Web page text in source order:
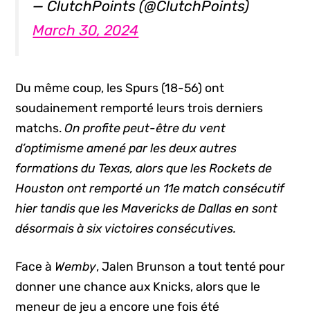
— ClutchPoints (@ClutchPoints)
March 30, 2024
Du même coup, les Spurs (18-56) ont
soudainement remporté leurs trois derniers
matchs.On profite peut-être du vent
d’optimisme amené par les deux autres
formations du Texas, alors que les Rockets de
Houston ont remporté un 11e match consécutif
hier tandis que les Mavericks de Dallas en sont
désormais à six victoires consécutives.
Face à Wemby, Jalen Brunson a tout tenté pour
donner une chance aux Knicks, alors que le
meneur de jeu a encore une fois été